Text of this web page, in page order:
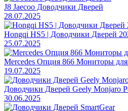
J8 Jaecoo Доводчики Дверей
28.07.2025
Hongqi HS5 | Доводчики Дверей
25.07.2025
Mercedes Опция 866 Мониторы
19.07.2025
Доводчики Дверей Geely Monjaro
30.06.2025